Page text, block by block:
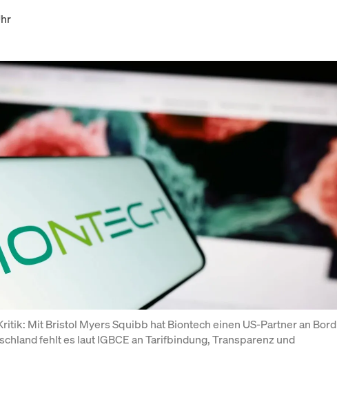
Mit Bristol Myers Squibb hat Biontech einen US-Partner an Bord
fehlt es laut IGBCE an Tarifbindung, Transparenz und